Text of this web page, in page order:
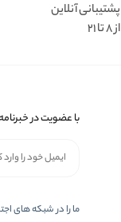
پشتیبانی آنلاین
از 8 تا 21
با عضویت در
ما را در شبکه های